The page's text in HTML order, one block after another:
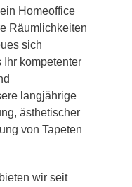
Homeoffice
Räumlichkeiten
sich
kompetenter
langjährige
ästhetischer
von Tapeten
wir seit